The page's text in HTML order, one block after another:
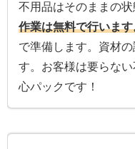
不用品はそのままの状
作業は無料で行います
で準備します。資材
す。お客様は要らな
心パックです！